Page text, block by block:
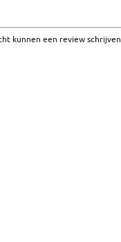
kunnen een review schrijven.